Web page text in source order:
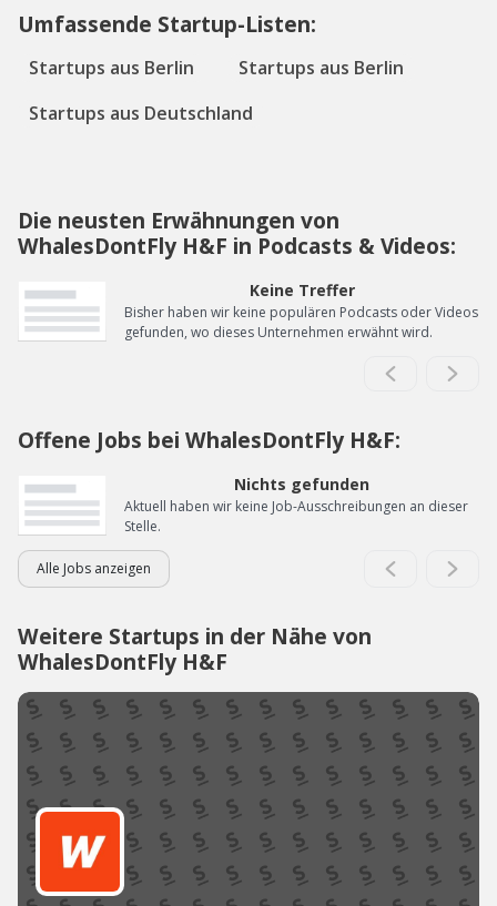
Umfassende Startup-Listen:
Startups aus Berlin
Startups aus Berlin
Startups aus Deutschland
Die neusten Erwähnungen von
WhalesDontFly H&F in Podcasts & Videos:
Keine Treffer
Bisher haben wir keine populären Podcasts oder Videos
gefunden, wo dieses Unternehmen erwähnt wird.
Offene Jobs bei WhalesDontFly H&F:
Nichts gefunden
Aktuell haben wir keine Job-Ausschreibungen an dieser
Stelle.
Alle Jobs anzeigen
Weitere Startups in der Nähe von
WhalesDontFly H&F